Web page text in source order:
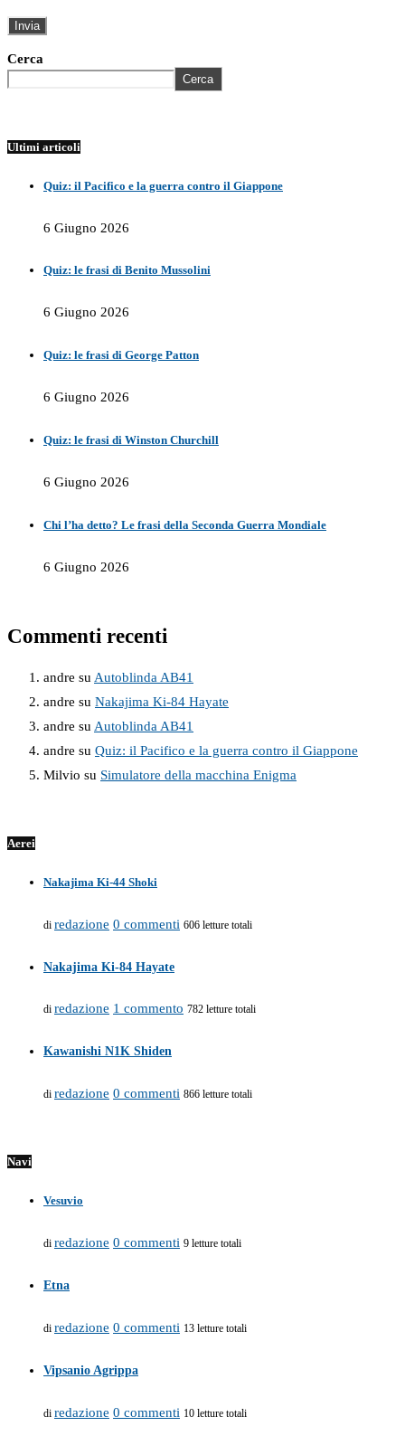
Cerca
Cerca
Ultimi articoli
Quiz: il Pacifico e la guerra contro il Giappone
6 Giugno 2026
Quiz: le frasi di Benito Mussolini
6 Giugno 2026
Quiz: le frasi di George Patton
6 Giugno 2026
Quiz: le frasi di Winston Churchill
6 Giugno 2026
Chi l’ha detto? Le frasi della Seconda Guerra Mondiale
6 Giugno 2026
Commenti recenti
andre su Autoblinda AB41
andre su Nakajima Ki-84 Hayate
andre su Autoblinda AB41
andre su Quiz: il Pacifico e la guerra contro il Giappone
Milvio su Simulatore della macchina Enigma
Aerei
Nakajima Ki-44 Shoki
di redazione 0 commenti 606 letture totali
Nakajima Ki-84 Hayate
di redazione 1 commento 782 letture totali
Kawanishi N1K Shiden
di redazione 0 commenti 866 letture totali
Navi
Vesuvio
di redazione 0 commenti 9 letture totali
Etna
di redazione 0 commenti 13 letture totali
Vipsanio Agrippa
di redazione 0 commenti 10 letture totali